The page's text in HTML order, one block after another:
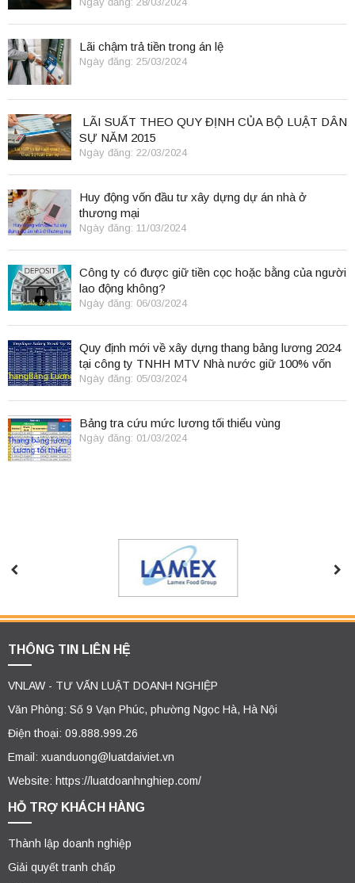
Lãi chậm trả tiền trong án lệ
Ngày đăng: 25/03/2024
LÃI SUẤT THEO QUY ĐỊNH CỦA BỘ LUẬT DÂN
SỰ NĂM 2015
Ngày đăng: 22/03/2024
Huy động vốn đầu tư xây dựng dự án nhà ở
thương mại
Ngày đăng: 11/03/2024
Công ty có được giữ tiền cọc hoặc bằng của người
lao động không?
Ngày đăng: 06/03/2024
Quy định mới về xây dựng thang bảng lương 2024
tại công ty TNHH MTV Nhà nước giữ 100% vốn
điều lệ
Ngày đăng: 05/03/2024
Bảng tra cứu mức lương tối thiểu vùng
Ngày đăng: 01/03/2024
THÔNG TIN LIÊN HỆ
VNLAW - TƯ VẤN LUẬT DOANH NGHIỆP
Văn Phòng: Số 9 Vạn Phúc, phường Ngọc Hà, Hà Nội
Điện thoại: 09.888.999.26
Email: xuanduong@luatdaiviet.vn
Website: https://luatdoanhnghiep.com/
HỖ TRỢ KHÁCH HÀNG
Thành lập doanh nghiệp
Giải quyết tranh chấp